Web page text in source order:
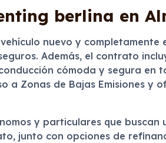
berlina en
nuevo y
Además, el contrato
cómoda y segura en
Zonas de Bajas Emisiones y
y particulares que
junto con opciones de